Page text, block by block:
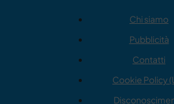
Chi siamo
Pubblicità
Contatti
Cookie Policy